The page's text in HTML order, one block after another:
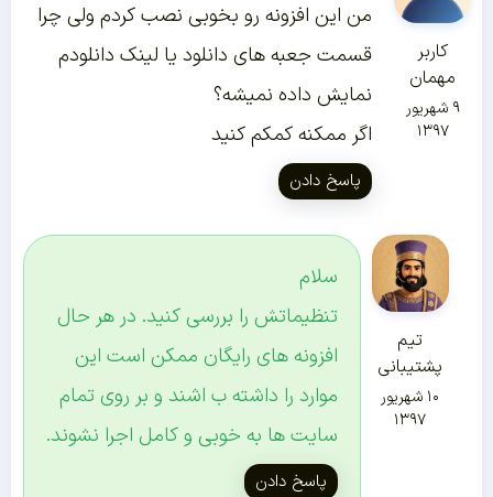
کاربر
مهمان
۹ شهریور
۱۳۹۷
من این افزونه رو بخوبی نصب کردم ولی چرا
قسمت جعبه های دانلود یا لینک دانلودم
نمایش داده نمیشه؟
اگر ممکنه کمکم کنید
پاسخ دادن
تیم
پشتیبانی
۱۰ شهریور
۱۳۹۷
سلام
تنظیماتش را بررسی کنید. در هر حال
افزونه های رایگان ممکن است این
موارد را داشته ب اشند و بر روی تمام
سایت ها به خوبی و کامل اجرا نشوند.
پاسخ دادن